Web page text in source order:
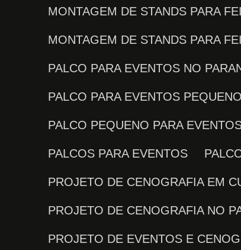
MONTAGEM DE STANDS PARA
MONTAGEM DE STANDS PARA
PALCO PARA EVENTOS NO
PALCO PARA EVENTOS
PALCO PEQUENO PARA
PALCOS PARA EVENTOS
PROJETO DE CENOGRAFIA EM
PROJETO DE CENOGRAFIA NO
PROJETO DE EVENTOS E